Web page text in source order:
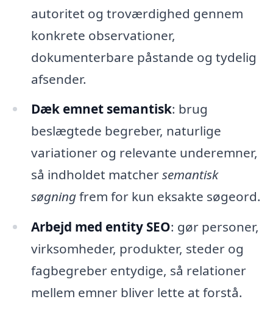
autoritet og troværdighed gennem
konkrete observationer,
dokumenterbare påstande og tydelig
afsender.
Dæk emnet semantisk: brug
beslægtede begreber, naturlige
variationer og relevante underemner,
så indholdet matchersemantisk
søgningfrem for kun eksakte søgeord.
Arbejd med entity SEO: gør personer,
virksomheder, produkter, steder og
fagbegreber entydige, så relationer
mellem emner bliver lette at forstå.